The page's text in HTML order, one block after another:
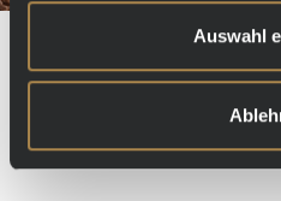
Auswahl
❤️ Valentinstag im
14.02.2026 ❤️